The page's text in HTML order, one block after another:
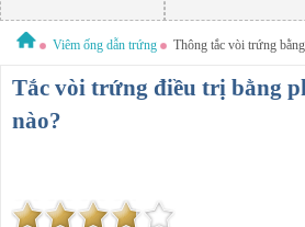
Viêm ống dẫn trứng Thông tắc vòi trứng
Tắc vòi trứng điều trị bằng
nào?